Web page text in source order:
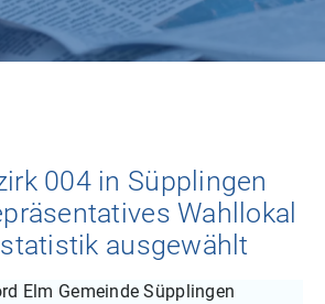
004 in Süpplingen
Wahllokal
ausgewählt
Elm Gemeinde Süpplingen